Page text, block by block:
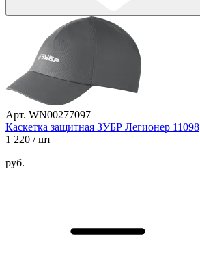
Арт. WN00277097
Каскетка защитная ЗУБР Легионер 11098
1 220 / шт
руб.